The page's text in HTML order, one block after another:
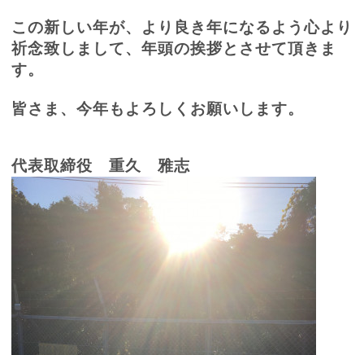
この新しい年が、より良き年になるよう心より
祈念致しまして、年頭の挨拶とさせて頂きま
す。
皆さま、今年もよろしくお願いします。
代表取締役 重久 雅志